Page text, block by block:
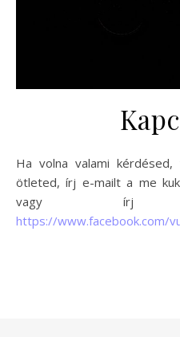
Ha volna valami kérdésed, visszajelzésed vagy jó túra
ötleted, írj e-mailt a me
vagy írj
https://www.facebook.com/